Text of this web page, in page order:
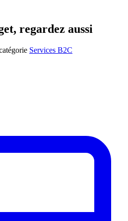
regardez aussi
Services B2C